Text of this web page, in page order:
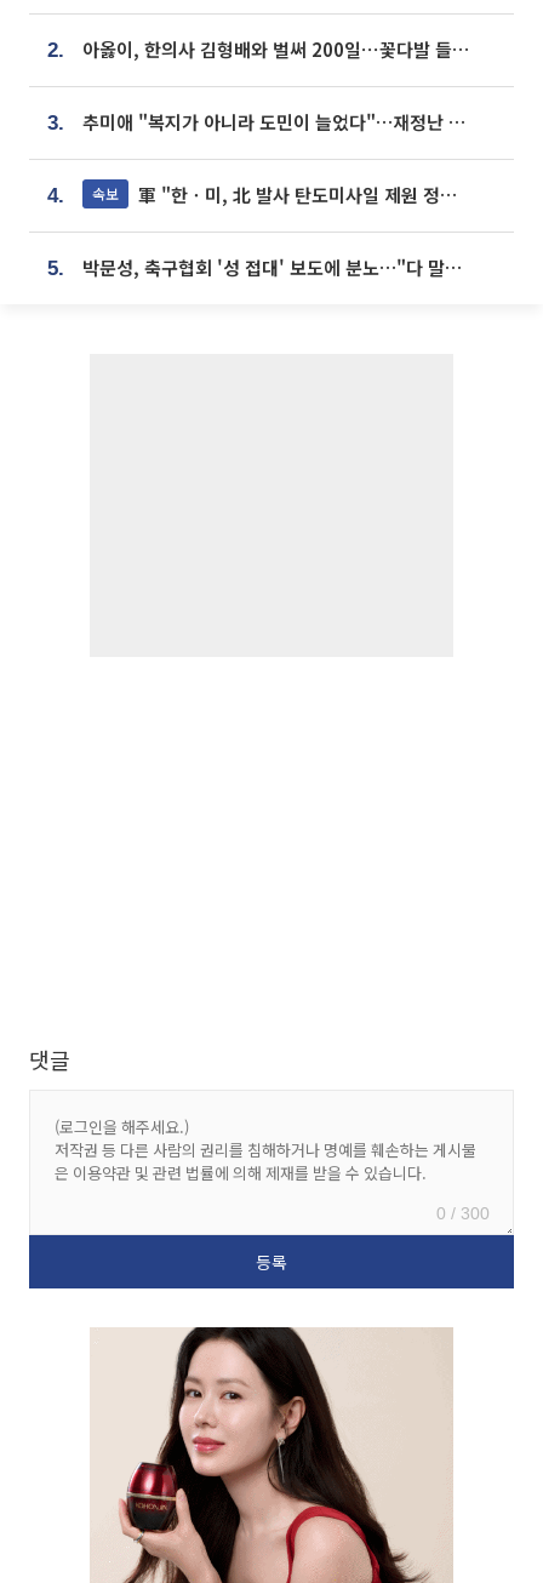
2. 아옳이, 한의사 김형배와 벌써 200일⋯꽃다발 들고 "프러포즈 아냐"
3. 추미애 "복지가 아니라 도민이 늘었다"…재정난 책임론 정면돌파
4. 속보 軍 "한ㆍ미, 北 발사 탄도미사일 제원 정밀분석 중"
5. 박문성, 축구협회 '성 접대' 보도에 분노…"다 말아먹으려고 작정했나"
댓글
0 / 300